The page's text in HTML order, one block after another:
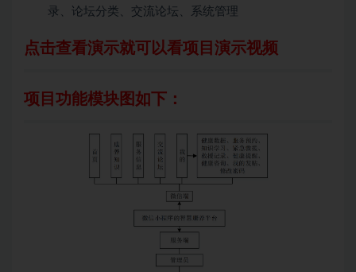
录、论坛分类、交流论坛、系统管理
点击查看演示就可以看项目演示视频
项目功能模块图如下：